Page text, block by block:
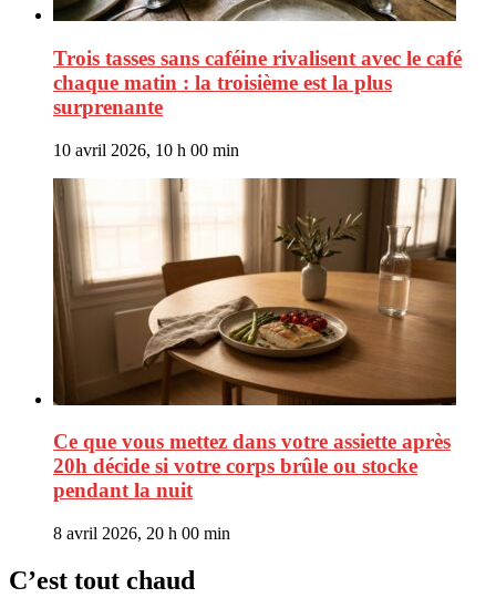
Trois tasses sans caféine rivalisent avec le café
chaque matin : la troisième est la plus
surprenante
10 avril 2026, 10 h 00 min
Ce que vous mettez dans votre assiette après
20h décide si votre corps brûle ou stocke
pendant la nuit
8 avril 2026, 20 h 00 min
C’est tout chaud